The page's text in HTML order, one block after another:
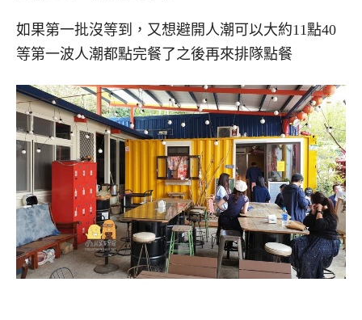
如果第一批沒等到，又想避開人潮可以大約11點40
等第一波人潮都點完餐了之後再來排隊點餐